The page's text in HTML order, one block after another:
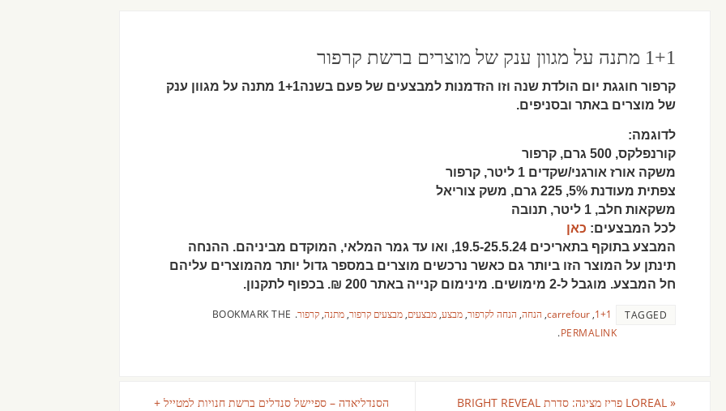
1+1 מתנה על מגוון ענק של מוצרים ברשת קרפור
קרפור חוגגת יום הולדת שנה וזו הזדמנות למבצעים של פעם בשנה
1+1 מתנה על מגוון ענק
של מוצרים באתר ובסניפים.
לדוגמה:
קורנפלקס, 500 גרם, קרפור
משקה אורז אורגני/שקדים 1 ליטר, קרפור
צפתית מעודנת 5%, 225 גרם, משק צוריאל
משקאות חלב, 1 ליטר, תנובה
לכל המבצעים: כאן
המבצע בתוקף בתאריכים 19.5-25.5.24, ואו עד גמר המלאי, המוקדם מביניהם. ההנחה
תינתן על המוצר הזו ביותר גם כאשר נרכשים מוצרים במספר גדול יותר מהמוצרים עליהם
חל המבצע. מוגבל ל-2 מימושים. מינימום קנייה באתר 200 ₪. בכפוף לתקנון.
TAGGED
1+1
carrefour הנחה הנחה לקרפור מבצע מבצעים מבצעים קרפור מתנה קרפור.
PERMALINK
.
«
LOREAL פריז מציגה: סדרת BRIGHT REVEAL
הסנדליאדה – ספיישל סנדלים ברשת חנויות למטייל +